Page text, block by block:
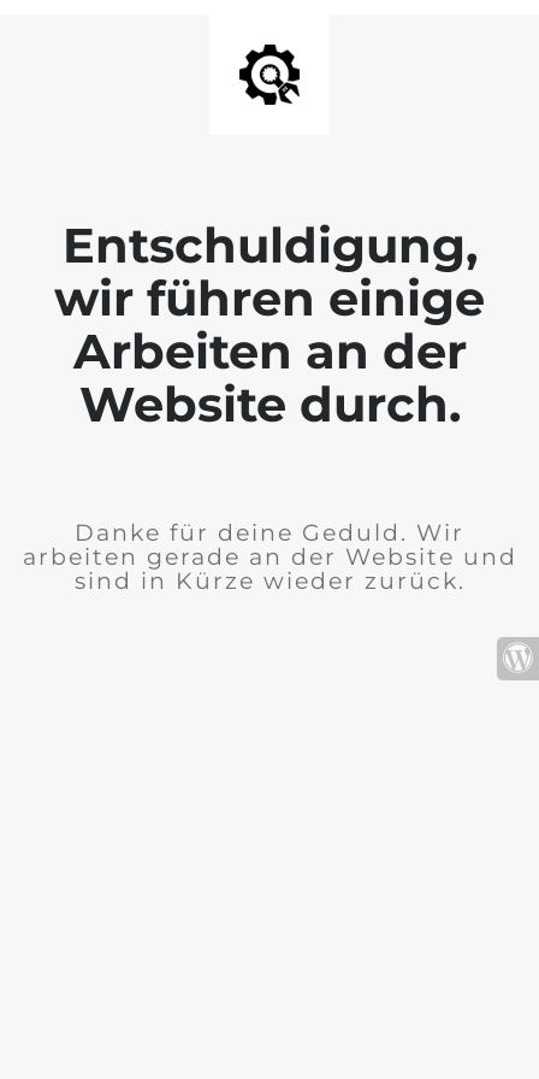
Entschuldigung,
wir führen einige
Arbeiten an der
Website durch.
Danke für deine Geduld. Wir
arbeiten gerade an der Website und
sind in Kürze wieder zurück.